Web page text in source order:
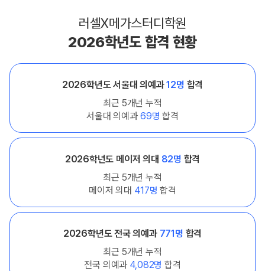
러셀X메가스터디학원
2026학년도 합격 현황
2026학년도 서울대 의예과12명 합격
최근 5개년 누적
서울대 의예과 69명 합격
2026학년도 메이저 의대 82명 합격
최근 5개년 누적
메이저 의대 417명 합격
2026학년도 전국 의예과 771명 합격
최근 5개년 누적
전국 의예과 4,082명 합격